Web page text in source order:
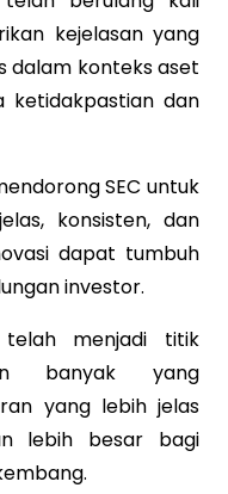
kejelasan yang
dalam konteks aset
ketidakpastian dan
SEC untuk
konsisten, dan
dapat tumbuh
investor.
telah menjadi titik
banyak yang
yang lebih jelas
lebih besar bagi